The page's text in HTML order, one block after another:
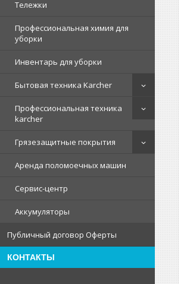
Тележки
Профессиональная химия для
уборки
Инвентарь для уборки
Бытовая техника Karcher
Профессиональная техника
karcher
Грязезащитные покрытия
Аренда поломоечных машин
Сервис-центр
Аккумуляторы
Публичный договор Оферты
КОНТАКТЫ